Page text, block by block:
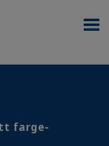
farge-